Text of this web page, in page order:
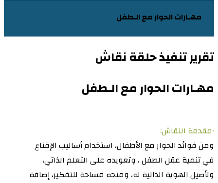
مهـارات الحوار مع الـطفل ​
تقرير تنفيذ حلقة نقاش
مهـارات الحوار مع الـطفل
•مقدمة النقاش:
ومن فوائد الحوار مع الأطفال، استخدام أساليب الإقناع
في تنمية ﻋﻘﻞ اﻟﻄﻔﻞ ، وتعويده على التعلم الذاتي،
وتأصيل الهوية الذاتية له، ومنحه مساحة للتفكير، إضافة